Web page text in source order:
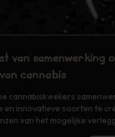
van samenwerking
cannabis
cannabiskwekers
en innovatieve soorten te
van het mogelijke